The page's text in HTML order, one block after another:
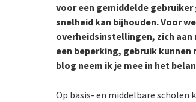
voor een gemiddelde
snelheid kan bijhouden. Voor
overheidsinstellingen, zich
een beperking, gebruik
blog neem ik je mee in het
Op basis- en middelbare scholen